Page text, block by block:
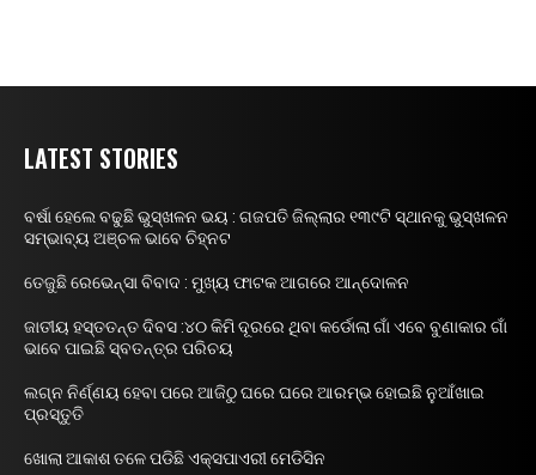
LATEST STORIES
ବର୍ଷା ହେଲେ ବଢୁଛି ଭୁସ୍ଖଳନ ଭୟ : ଗଜପତି ଜିଲ୍ଲାର ୧୩୯ଟି ସ୍ଥାନକୁ ଭୁସ୍ଖଳନ
ସମ୍ଭାବ୍ୟ ଅଞ୍ଚଳ ଭାବେ ଚିହ୍ନଟ
ତେଜୁଛି ରେଭେନ୍ସା ବିବାଦ : ମୁଖ୍ୟ ଫାଟକ ଆଗରେ ଆନ୍ଦୋଳନ
ଜାତୀୟ ହସ୍ତତନ୍ତ ଦିବସ :୪୦ କିମି ଦୂରରେ ଥିବା କର୍ଡୋଲା ଗାଁ ଏବେ ବୁଣାକାର ଗାଁ
ଭାବେ ପାଇଛି ସ୍ବତନ୍ତ୍ର ପରିଚୟ
ଲଗ୍ନ ନିର୍ଣ୍ଣୟ ହେବା ପରେ ଆଜିଠୁ ଘରେ ଘରେ ଆରମ୍ଭ ହୋଇଛି ନୁଆଁଖାଇ
ପ୍ରସ୍ତୁତି
ଖୋଲା ଆକାଶ ତଳେ ପଡିଛି ଏକ୍ସପାଏରୀ ମେଡିସିନ